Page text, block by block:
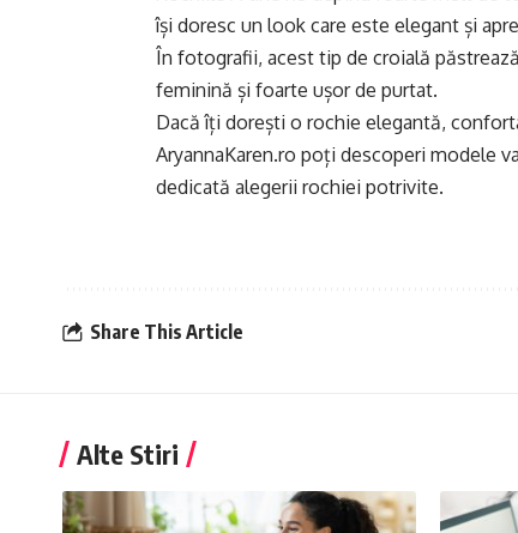
își doresc un look care este elegant și
În fotografii, acest tip de croială
feminină și foarte ușor de purtat.
Dacă îți dorești o rochie elegantă,
AryannaKaren.ro poți descoperi modele
dedicată alegerii rochiei potrivite.
Share This Article
Alte Stiri